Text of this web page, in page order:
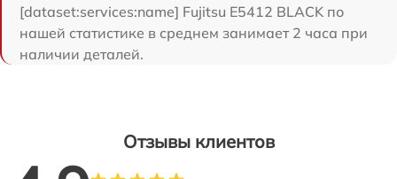
[dataset:services:name] Fujitsu E5412 BLACK по
нашей статистике в среднем занимает 2 часа при
наличии деталей.
Отзывы клиентов